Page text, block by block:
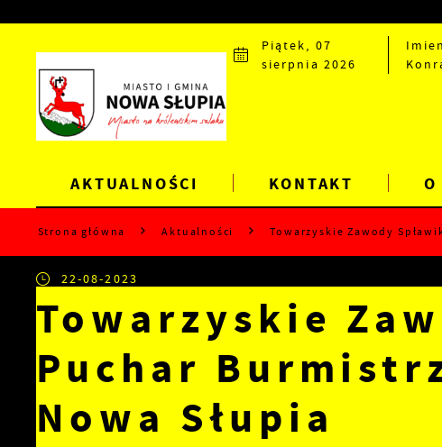
Piątek, 07
sierpnia 2026
AKTUALNOŚCI KONTAKT O
Strona główna Aktualności Towarzyskie Zawody
22-08-2023
Towarzyskie
Puchar
Nowa Słupia